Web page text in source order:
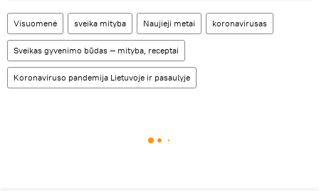
Visuomenė sveika mityba Naujieji metai koronavirusas
Sveikas gyvenimo būdas — mityba, receptai
Koronaviruso pandemija Lietuvoje ir pasaulyje